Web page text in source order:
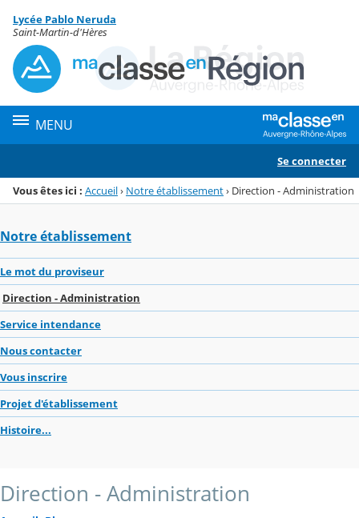
Menu de la rubrique
Contenu
Lycée Pablo Neruda
Saint-Martin-d'Hères
MENU
Se connecter
Vous êtes ici : Accueil› Notre établissement› Direction - Administration
Notre établissement
Le mot du proviseur
Direction - Administration
Service intendance
Nous contacter
Vous inscrire
Projet d'établissement
Histoire...
Direction - Administration